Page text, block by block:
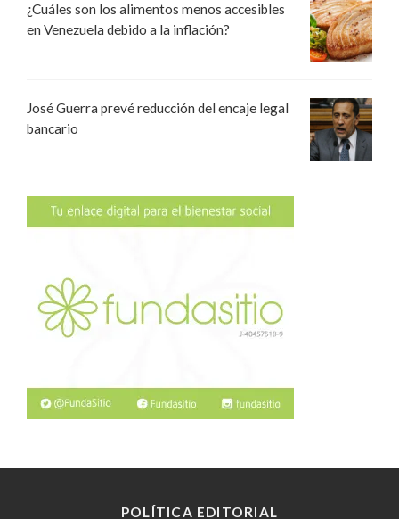
¿Cuáles son los alimentos menos accesibles
en Venezuela debido a la inflación?
José Guerra prevé reducción del encaje legal
bancario
POLÍTICA EDITORIAL